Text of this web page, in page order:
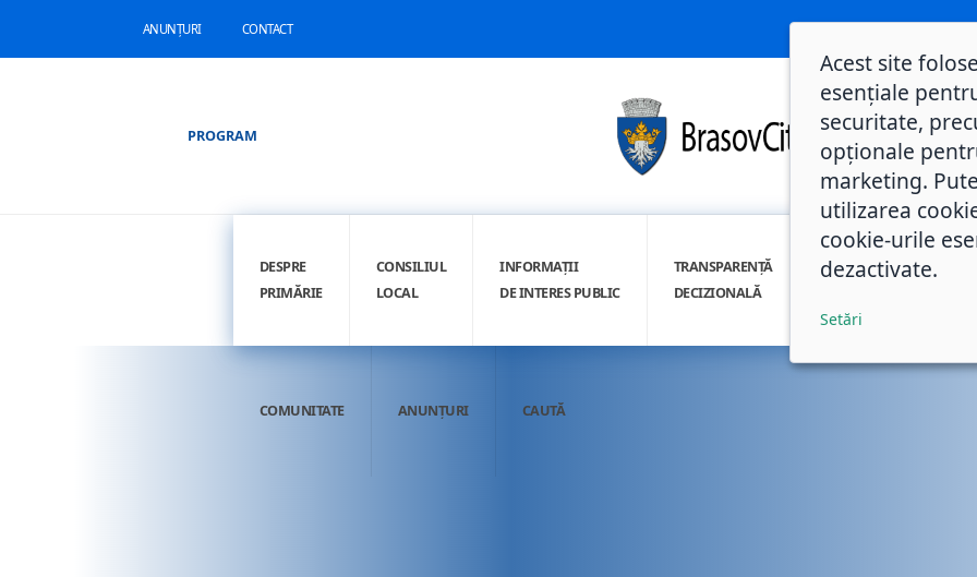
ANUNȚURI CONTACT
PROGRAM
DESPRE
PRIMĂRIE
CONSILIUL
LOCAL
INFORMAȚII
DE INTERES PUBLIC
TRANSPARENȚĂ
DECIZIONALĂ
INTEGRITATE
COMUNITATE ANUNȚURI CAUTĂ
Acest site
esențiale
securitate,
opționale
marketing.
utilizarea
cookie-urile
dezactivate.
Setări